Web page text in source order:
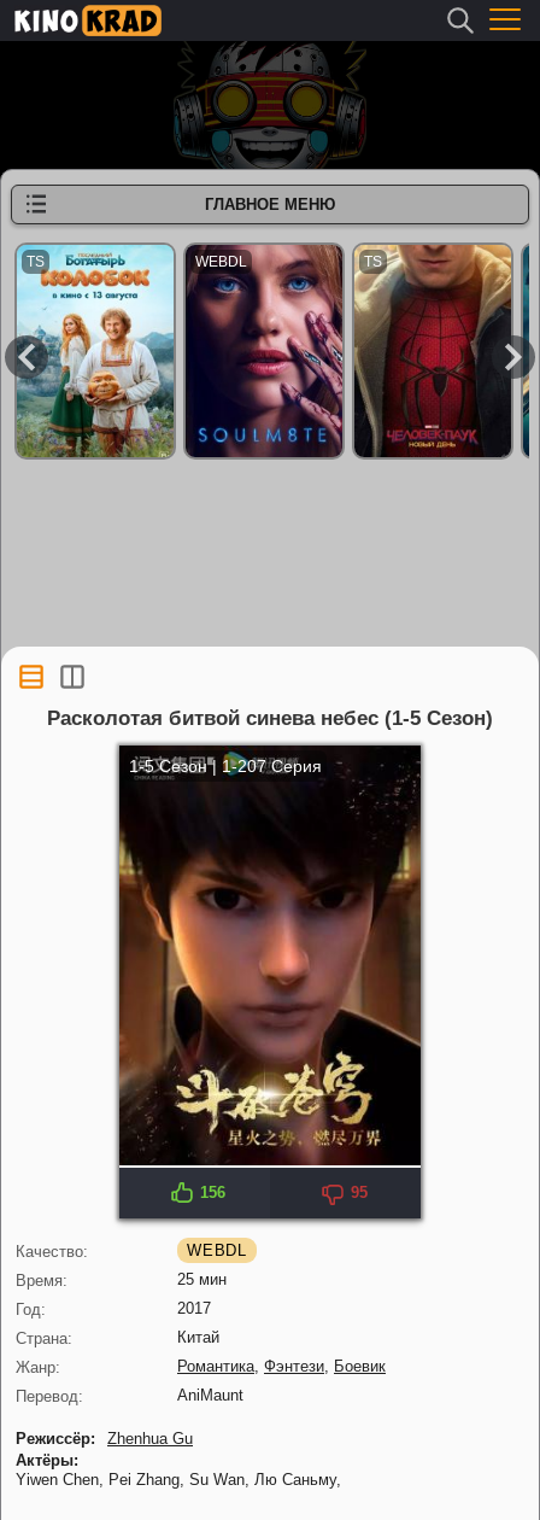
Расколотая битвой синева небес (1-5 Сезон)
IMDB: 8.6 KP: 8.7
156 95
1-5 Сезон | 1-207 Серия
Качество:
WEBDL
Время:
25 мин
Год:
2017
Страна:
Китай
Жанр:
Романтика Фэнтези
Боевик
Перевод:
AniMaunt
Режиссёр:
Zhenhua Gu
Актёры:
Yiwen Chen,
Pei Zhang, Su Wan, Лю Саньму,
ГЛАВНОЕ МЕНЮ